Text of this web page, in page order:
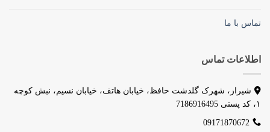
تماس با ما
اطلاعات تماس
شیراز، شهرک گلدشت حافظ، خیابان هاتف، خیابان نسیم، نبش کوچه
۱، کد پستی 7186916495
09171870672